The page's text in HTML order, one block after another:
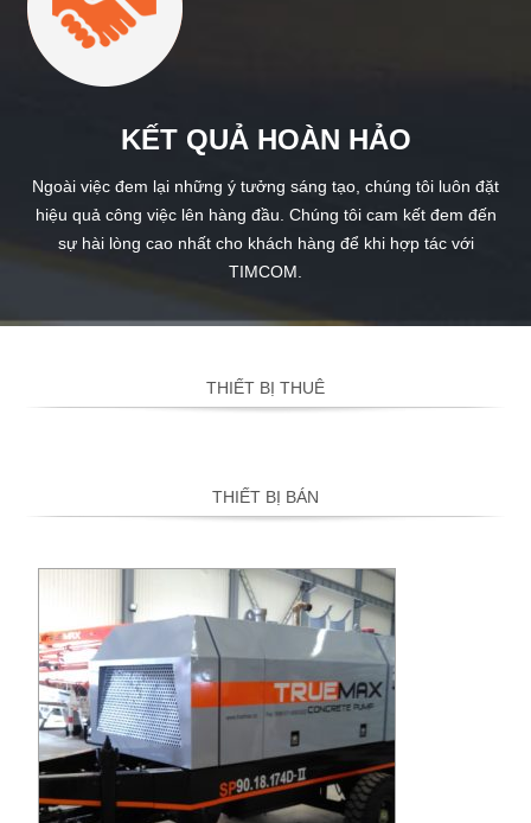
KẾT QUẢ HOÀN HẢO
Ngoài việc đem lại những ý tưởng sáng tạo, chúng tôi luôn đặt
hiệu quả công việc lên hàng đầu. Chúng tôi cam kết đem đến
sự hài lòng cao nhất cho khách hàng để khi hợp tác với
TIMCOM.
THIẾT BỊ THUÊ
THIẾT BỊ BÁN